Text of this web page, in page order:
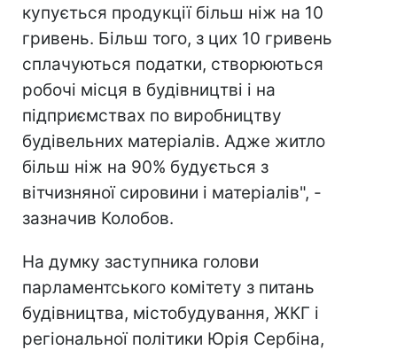
купується продукції більш ніж на 10
гривень. Більш того, з цих 10 гривень
сплачуються податки, створюються
робочі місця в будівництві і на
підприємствах по виробництву
будівельних матеріалів. Адже житло
більш ніж на 90% будується з
вітчизняної сировини і матеріалів", -
зазначив Колобов.
На думку заступника голови
парламентського комітету з питань
будівництва, містобудування, ЖКГ і
регіональної політики Юрія Сербіна,